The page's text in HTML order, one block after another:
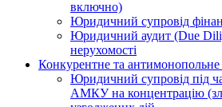
включно)
Юридичний супровід
Юридичний аудит (Due
нерухомості
Конкурентне та
Юридичний супровід під
АМКУ на концентрацію